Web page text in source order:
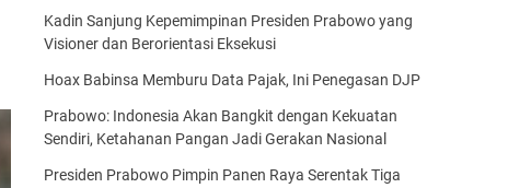
Kadin Sanjung Kepemimpinan Presiden Prabowo yang
Visioner dan Berorientasi Eksekusi
Hoax Babinsa Memburu Data Pajak, Ini Penegasan DJP
Prabowo: Indonesia Akan Bangkit dengan Kekuatan
Sendiri, Ketahanan Pangan Jadi Gerakan Nasional
Presiden Prabowo Pimpin Panen Raya Serentak Tiga